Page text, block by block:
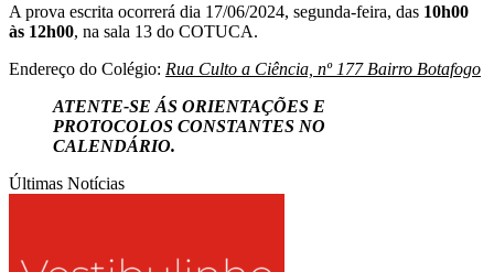
A prova escrita ocorrerá dia 17/06/2024, segunda-feira, das 10h00
às 12h00, na sala 13 do COTUCA.
Endereço do Colégio: Rua Culto a Ciência, nº 177 Bairro Botafogo
ATENTE-SE ÁS ORIENTAÇÕES E
PROTOCOLOS CONSTANTES NO
CALENDÁRIO.
Últimas Notícias